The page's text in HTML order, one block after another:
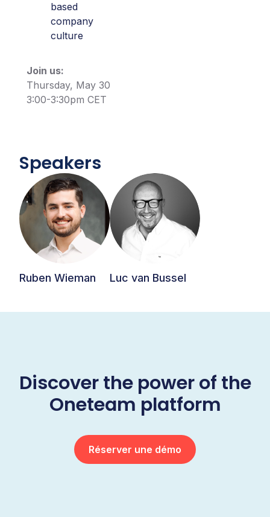
based
company
culture
Join us:
Thursday, May 30
3:00-3:30pm CET
Speakers
Ruben Wieman Luc van Bussel
Discover the power of the
Oneteam platform
Réserver une démo